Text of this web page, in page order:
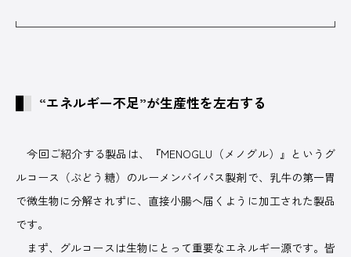
“エネルギー不足”が生産性を左右する
今回ご紹介する製品は、『MENOGLU（メノグル）』というグ
ルコース（ぶどう糖）のルーメンバイパス製剤で、乳牛の第一胃
で微生物に分解されずに、直接小腸へ届くように加工された製品
です。
まず、グルコースは生物にとって重要なエネルギー源です。皆